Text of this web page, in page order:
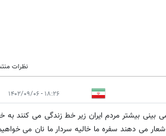
نظرات
۱۸:۲۶ - ۱۴۰۲/۰۹/۰۶
بینی بیشتر مردم ایران زیر خط زندگی می کنند
شعار می دهند سفره ما خالیه سردار ما نان می